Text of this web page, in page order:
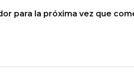
para la próxima vez que